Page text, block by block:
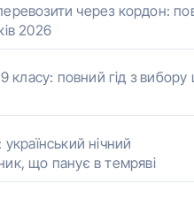
через кордон:
2026
9 класу: повний гід з
нічний
що панує в темряві